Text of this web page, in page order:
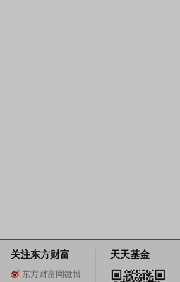
关注东方财富
东方财富网微博
天天基金